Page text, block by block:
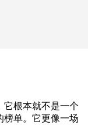
它根本就不是一个
榜单。它更像一场